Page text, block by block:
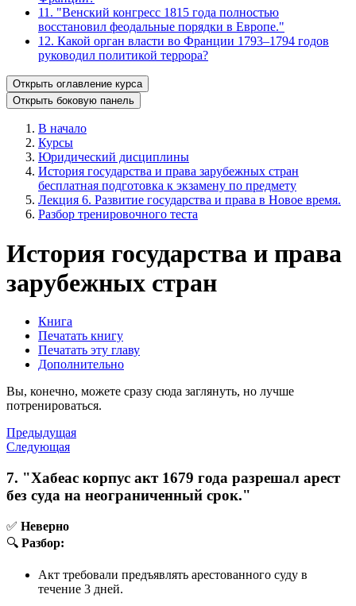
11. "Венский конгресс 1815 года полностью
восстановил феодальные порядки в Европе."
12. Какой орган власти во Франции 1793–1794 годов
руководил политикой террора?
Открыть оглавление курса
Открыть боковую панель
В начало
Курсы
Юридический дисциплины
История государства и права зарубежных стран
бесплатная подготовка к экзамену по предмету
Лекция 6. Развитие государства и права в Новое время.
Разбор тренировочного теста
История государства и права
зарубежных стран
Книга
Печатать книгу
Печатать эту главу
Дополнительно
Вы, конечно, можете сразу сюда заглянуть, но лучше
потренироваться.
Предыдущая
Следующая
7. "Хабеас корпус акт 1679 года разрешал арест
без суда на неограниченный срок."
✅ Неверно
🔍 Разбор:
Акт требовали предъявлять арестованного суду в
течение 3 дней.